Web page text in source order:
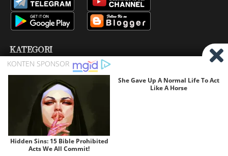
KATEGORI
Channel Tv Firmware
Satelit
COPYRIGHT © 2016 -